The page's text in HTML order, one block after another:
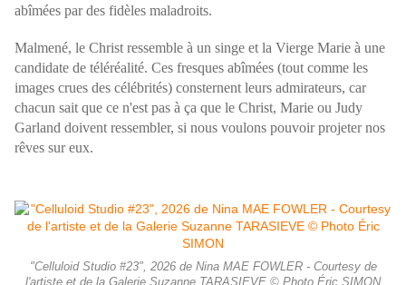
abîmées par des fidèles maladroits.
Malmené, le Christ ressemble à un singe et la Vierge Marie à une
candidate de téléréalité. Ces fresques abîmées (tout comme les
images crues des célébrités) consternent leurs admirateurs, car
chacun sait que ce n'est pas à ça que le Christ, Marie ou Judy
Garland doivent ressembler, si nous voulons pouvoir projeter nos
rêves sur eux.
"Celluloid Studio #23", 2026 de Nina MAE FOWLER - Courtesy de
l'artiste et de la Galerie Suzanne TARASIEVE © Photo Éric SIMON